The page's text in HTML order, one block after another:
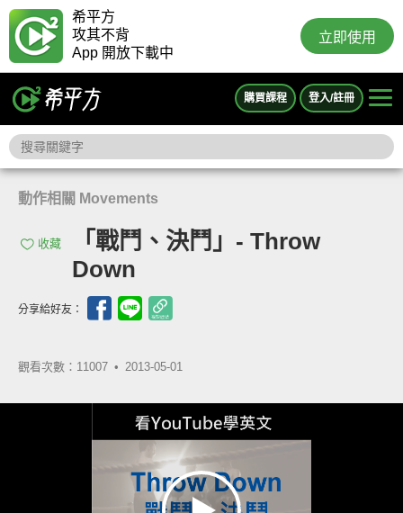
希平方
攻其不背
App 開放下載中
立即使用
購買課程 登入/註冊
動作相關 Movements
收藏
「戰鬥、決鬥」- Throw
Down
分享給好友：
觀看次數：11007 • 2013-05-01